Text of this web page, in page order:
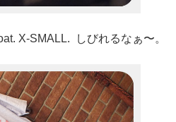
X-SMALL. しびれるなぁ〜。